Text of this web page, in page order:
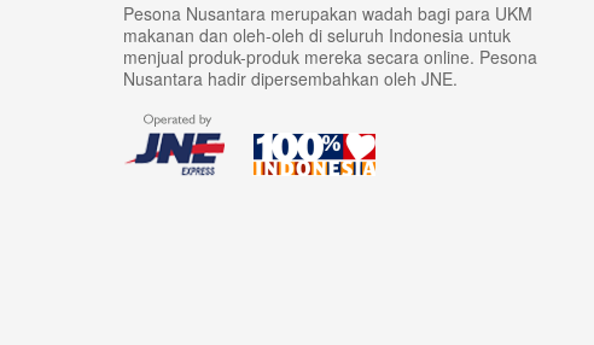
Pesona Nusantara merupakan wadah bagi para UKM
makanan dan oleh-oleh di seluruh Indonesia untuk
menjual produk-produk mereka secara online. Pesona
Nusantara hadir dipersembahkan oleh JNE.